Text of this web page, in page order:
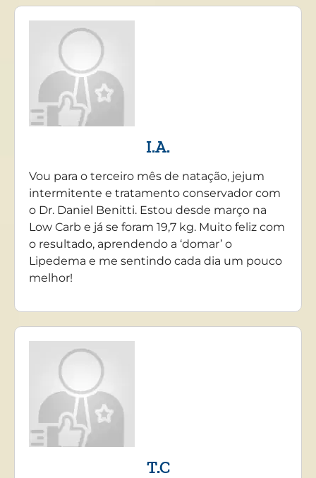
I.A.
Vou para o terceiro mês de natação, jejum
intermitente e tratamento conservador com
o Dr. Daniel Benitti. Estou desde março na
Low Carb e já se foram 19,7 kg. Muito feliz com
o resultado, aprendendo a ‘domar’ o
Lipedema e me sentindo cada dia um pouco
melhor!
T.C